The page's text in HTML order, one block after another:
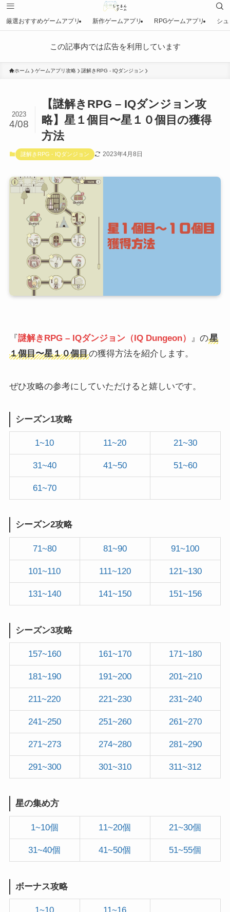
厳選おすすめゲームアプリ 新作ゲームアプリ RPGゲームアプリ シ
この記事内では広告を利用しています
ホーム ゲームアプリ攻略 謎解きRPG - IQダンジョン
【謎解きRPG – IQダンジョン攻
略】星１個目〜星１０個目の獲得
方法
2023
4/08
謎解きRPG - IQダンジョン 2023年4月8日
『謎解きRPG – IQダンジョン（IQ Dungeon） 』の星
１個目〜星１０個目の獲得方法を紹介します。
ぜひ攻略の参考にしていただけると嬉しいです。
シーズン1攻略
1~10 11~20 21~30
31~40 41~50 51~60
61~70
シーズン2攻略
71~80 81~90 91~100
101~110 111~120 121~130
131~140 141~150 151~156
シーズン3攻略
157~160 161~170 171~180
181~190 191~200 201~210
211~220 221~230 231~240
241~250 251~260 261~270
271~273 274~280 281~290
291~300 301~310 311~312
星の集め方
1~10個 11~20個 21~30個
31~40個 41~50個 51~55個
ボーナス攻略